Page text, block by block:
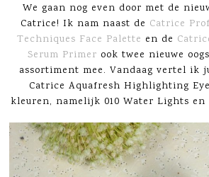
We gaan nog even door met de
Catrice! Ik nam naast de Catrice
Techniques Face Palette en de
Serum Primer ook twee nieuwe
assortiment mee. Vandaag vertel ik
Catrice Aquafresh Highlighting
kleuren, namelijk 010 Water Lights en